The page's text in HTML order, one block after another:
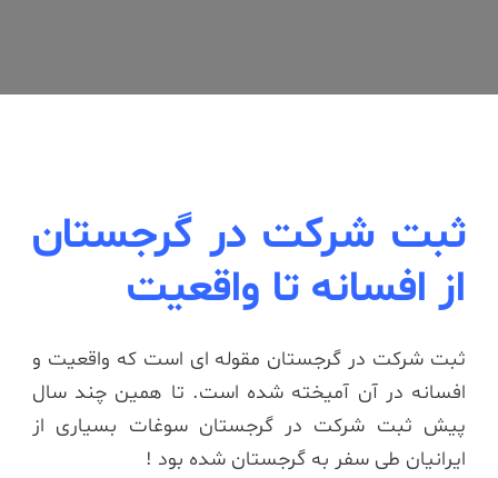
ثبت شرکت در گرجستان
از افسانه تا واقعیت
ثبت شرکت در گرجستان مقوله ای است که واقعیت و
افسانه در آن آمیخته شده است. تا همین چند سال
پیش ثبت شرکت در گرجستان سوغات بسیاری از
ایرانیان طی سفر به گرجستان شده بود !